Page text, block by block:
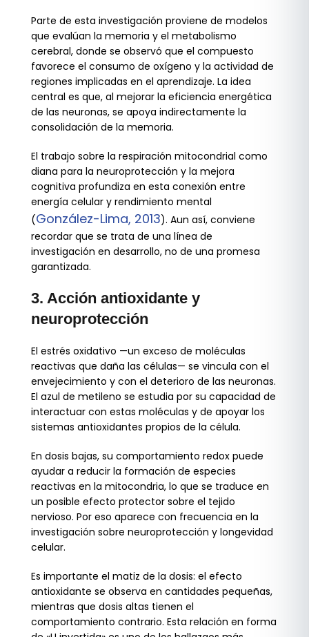
Parte de esta investigación proviene de modelos
que evalúan la memoria y el metabolismo
cerebral, donde se observó que el compuesto
favorece el consumo de oxígeno y la actividad de
regiones implicadas en el aprendizaje. La idea
central es que, al mejorar la eficiencia energética
de las neuronas, se apoya indirectamente la
consolidación de la memoria.
El trabajo sobre la respiración mitocondrial como
diana para la neuroprotección y la mejora
cognitiva profundiza en esta conexión entre
energía celular y rendimiento mental
(González-Lima, 2013). Aun así, conviene
recordar que se trata de una línea de
investigación en desarrollo, no de una promesa
garantizada.
3. Acción antioxidante y
neuroprotección
El estrés oxidativo —un exceso de moléculas
reactivas que daña las células— se vincula con el
envejecimiento y con el deterioro de las neuronas.
El azul de metileno se estudia por su capacidad de
interactuar con estas moléculas y de apoyar los
sistemas antioxidantes propios de la célula.
En dosis bajas, su comportamiento redox puede
ayudar a reducir la formación de especies
reactivas en la mitocondria, lo que se traduce en
un posible efecto protector sobre el tejido
nervioso. Por eso aparece con frecuencia en la
investigación sobre neuroprotección y longevidad
celular.
Es importante el matiz de la dosis: el efecto
antioxidante se observa en cantidades pequeñas,
mientras que dosis altas tienen el
comportamiento contrario. Esta relación en forma